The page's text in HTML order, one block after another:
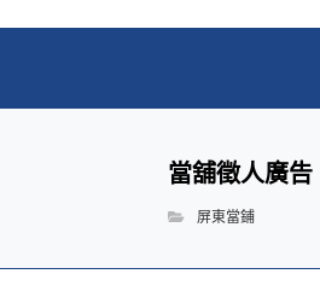
當舖徵人廣告
屏東當鋪